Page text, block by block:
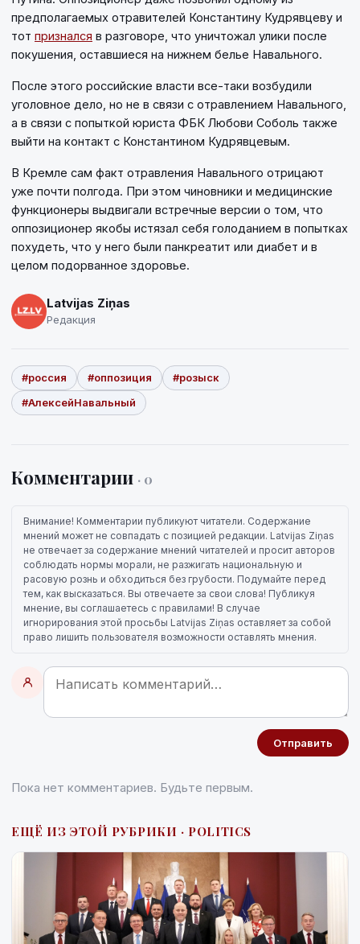
предполагаемых отравителей Константину Кудрявцеву и
тот признался в разговоре, что уничтожал улики после
покушения, оставшиеся на нижнем белье Навального.
После этого российские власти все-таки возбудили
уголовное дело, но не в связи с отравлением Навального,
а в связи с попыткой юриста ФБК Любови Соболь также
выйти на контакт с Константином Кудрявцевым.
В Кремле сам факт отравления Навального отрицают
уже почти полгода. При этом чиновники и медицинские
функционеры выдвигали встречные версии о том, что
оппозиционер якобы истязал себя голоданием в попытках
похудеть, что у него были панкреатит или диабет и в
целом подорванное здоровье.
Latvijas Ziņas
Редакция
#россия #оппозиция
#розыск
#АлексейНавальный
Комментарии · 0
Внимание! Комментарии публикуют читатели. Содержание
мнений может не совпадать с позицией редакции. Latvijas Ziņas
не отвечает за содержание мнений читателей и просит авторов
соблюдать нормы морали, не разжигать национальную и
расовую рознь и обходиться без грубости. Подумайте перед
тем, как высказаться. Вы отвечаете за свои слова! Публикуя
мнение, вы соглашаетесь с правилами! В случае
игнорирования этой просьбы Latvijas Ziņas оставляет за собой
право лишить пользователя возможности оставлять мнения.
Отправить
Пока нет комментариев. Будьте первым.
ЕЩЁ ИЗ ЭТОЙ РУБРИКИ · POLITICS